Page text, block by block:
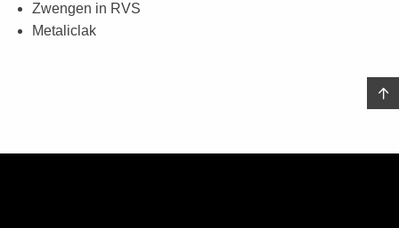
Zwengen in RVS
Metaliclak